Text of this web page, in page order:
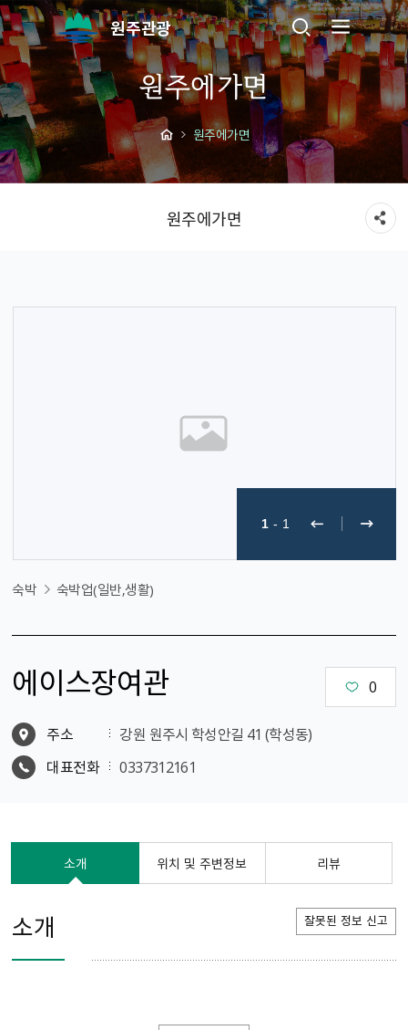
원주관광
원주에가면
원주에가면
원주에가면
1 - 1
숙박 숙박업(일반,생활)
에이스장여관 0
주소
강원 원주시 학성안길 41 (학성동)
대표전화
0337312161
소개 위치 및 주변정보 리뷰
소개 잘못된 정보 신고